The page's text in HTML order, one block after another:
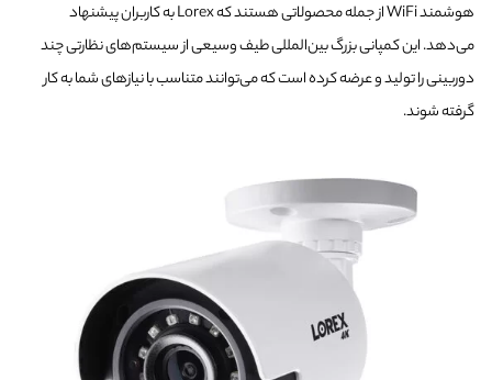
هوشمند WiFi از جمله محصولاتی هستند که Lorex به کاربران پیشنهاد
می‌دهد. این کمپانی بزرگ بین‌المللی طیف وسیعی از سیستم‌های نظارتی چند
دوربینی را تولید و عرضه کرده است که می‌توانند متناسب با نیازهای شما به کار
گرفته شوند.